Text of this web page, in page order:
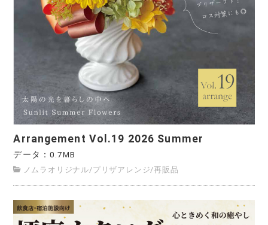
Arrangement Vol.19 2026 Summer
データ：0.7MB
ノムラオリジナル/プリザアレンジ/再販品